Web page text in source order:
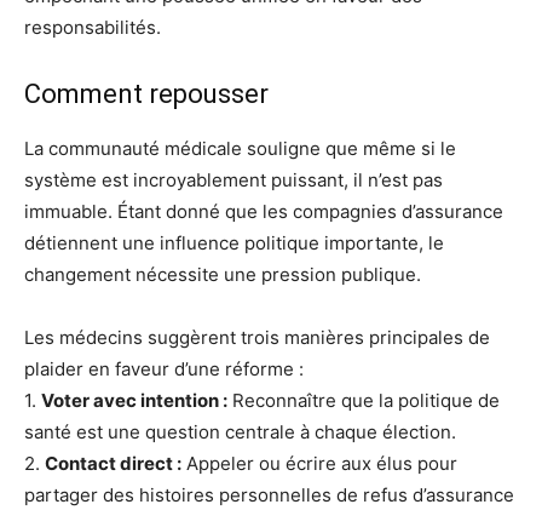
responsabilités.
Comment repousser
La communauté médicale souligne que même si le
système est incroyablement puissant, il n’est pas
immuable. Étant donné que les compagnies d’assurance
détiennent une influence politique importante, le
changement nécessite une pression publique.
Les médecins suggèrent trois manières principales de
plaider en faveur d’une réforme :
1. Voter avec intention : Reconnaître que la politique de
santé est une question centrale à chaque élection.
2. Contact direct : Appeler ou écrire aux élus pour
partager des histoires personnelles de refus d’assurance